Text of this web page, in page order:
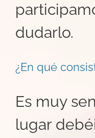
dudarlo.
¿En qué
Es muy
lugar